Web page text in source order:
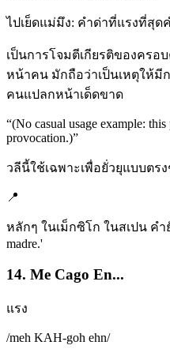
ไปเย็ดแม่มึง: คำด่าที่แรงที่สุด
เป็นการโจมตีเกียรติของครอ
หน้าคน มักถือว่าเป็นเหตุให้มี
คนแปลกหน้าเด็ดขาด
“(No casual usage example:
provocation.)”
วลีนี้ใช้เฉพาะเพื่อยั่วยุแบบตร
📍
หลักๆ ในเม็กซิโก ในสเปน คำ
madre.'
14. Me Cago En...
แรง
/meh KAH-goh ehn/